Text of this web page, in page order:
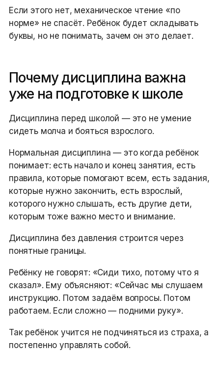
Если этого нет, механическое чтение «по
норме» не спасёт. Ребёнок будет складывать
буквы, но не понимать, зачем он это делает.
Почему дисциплина важна
уже на подготовке к школе
Дисциплина перед школой — это не умение
сидеть молча и бояться взрослого.
Нормальная дисциплина — это когда ребёнок
понимает: есть начало и конец занятия, есть
правила, которые помогают всем, есть задания,
которые нужно закончить, есть взрослый,
которого нужно слышать, есть другие дети,
которым тоже важно место и внимание.
Дисциплина без давления строится через
понятные границы.
Ребёнку не говорят: «Сиди тихо, потому что я
сказал». Ему объясняют: «Сейчас мы слушаем
инструкцию. Потом задаём вопросы. Потом
работаем. Если сложно — подними руку».
Так ребёнок учится не подчиняться из страха, а
постепенно управлять собой.